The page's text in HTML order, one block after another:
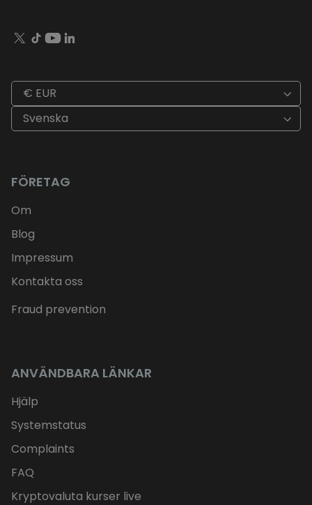
€ EUR
Svenska
FÖRETAG
Om
Blog
Impressum
Kontakta oss
Fraud prevention
ANVÄNDBARA LÄNKAR
Hjälp
Systemstatus
Complaints
FAQ
Kryptovaluta kurser live